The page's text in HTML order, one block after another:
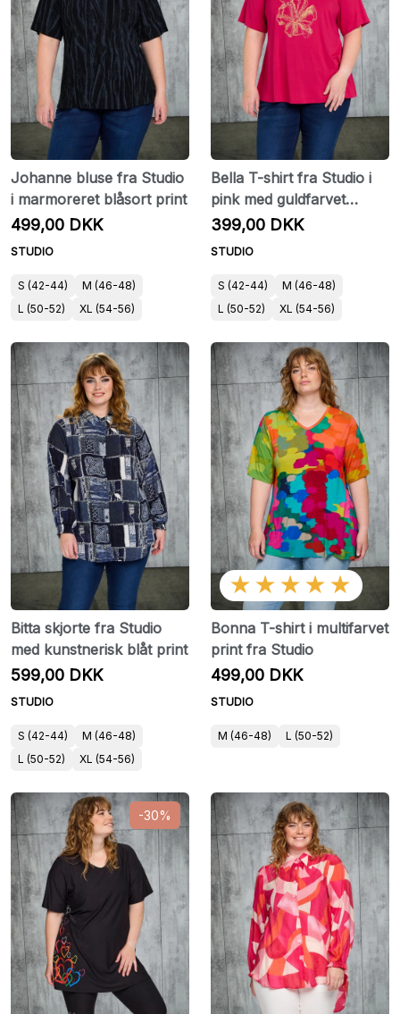
Johanne bluse fra Studio
i marmoreret blåsort print
499,00 DKK
STUDIO
S (42-44)
M (46-48)
L (50-52)
XL (54-56)
Bella T-shirt fra Studio i
pink med guldfarvet
blomsterprint
399,00 DKK
STUDIO
S (42-44)
M (46-48)
L (50-52)
XL (54-56)
Bitta skjorte fra Studio
med kunstnerisk blåt print
599,00 DKK
STUDIO
S (42-44)
M (46-48)
L (50-52)
XL (54-56)
★★★★★
Bonna T-shirt i multifarvet
print fra Studio
499,00 DKK
STUDIO
M (46-48) L (50-52)
-30%